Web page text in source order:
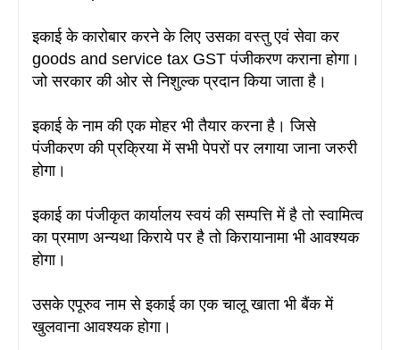
इकाई के कारोबार करने के लिए उसका वस्तु एवं सेवा कर
goods and service tax GST पंजीकरण कराना होगा।
जो सरकार की ओर से निशुल्क प्रदान किया जाता है ।
इकाई के नाम की एक मोहर भी तैयार करना है । जिसे
पंजीकरण की प्रक्रिया में सभी पेपरों पर लगाया जाना जरुरी
होगा।
इकाई का पंजीकृत कार्यालय स्वयं की सम्पत्ति में है तो स्वामित्व
का प्रमाण अन्यथा किराये पर है तो किरायानामा भी आवश्यक
होगा।
उसके एपूरुव नाम से इकाई का एक चालू खाता भी बैंक में
खुलवाना आवश्यक होगा।